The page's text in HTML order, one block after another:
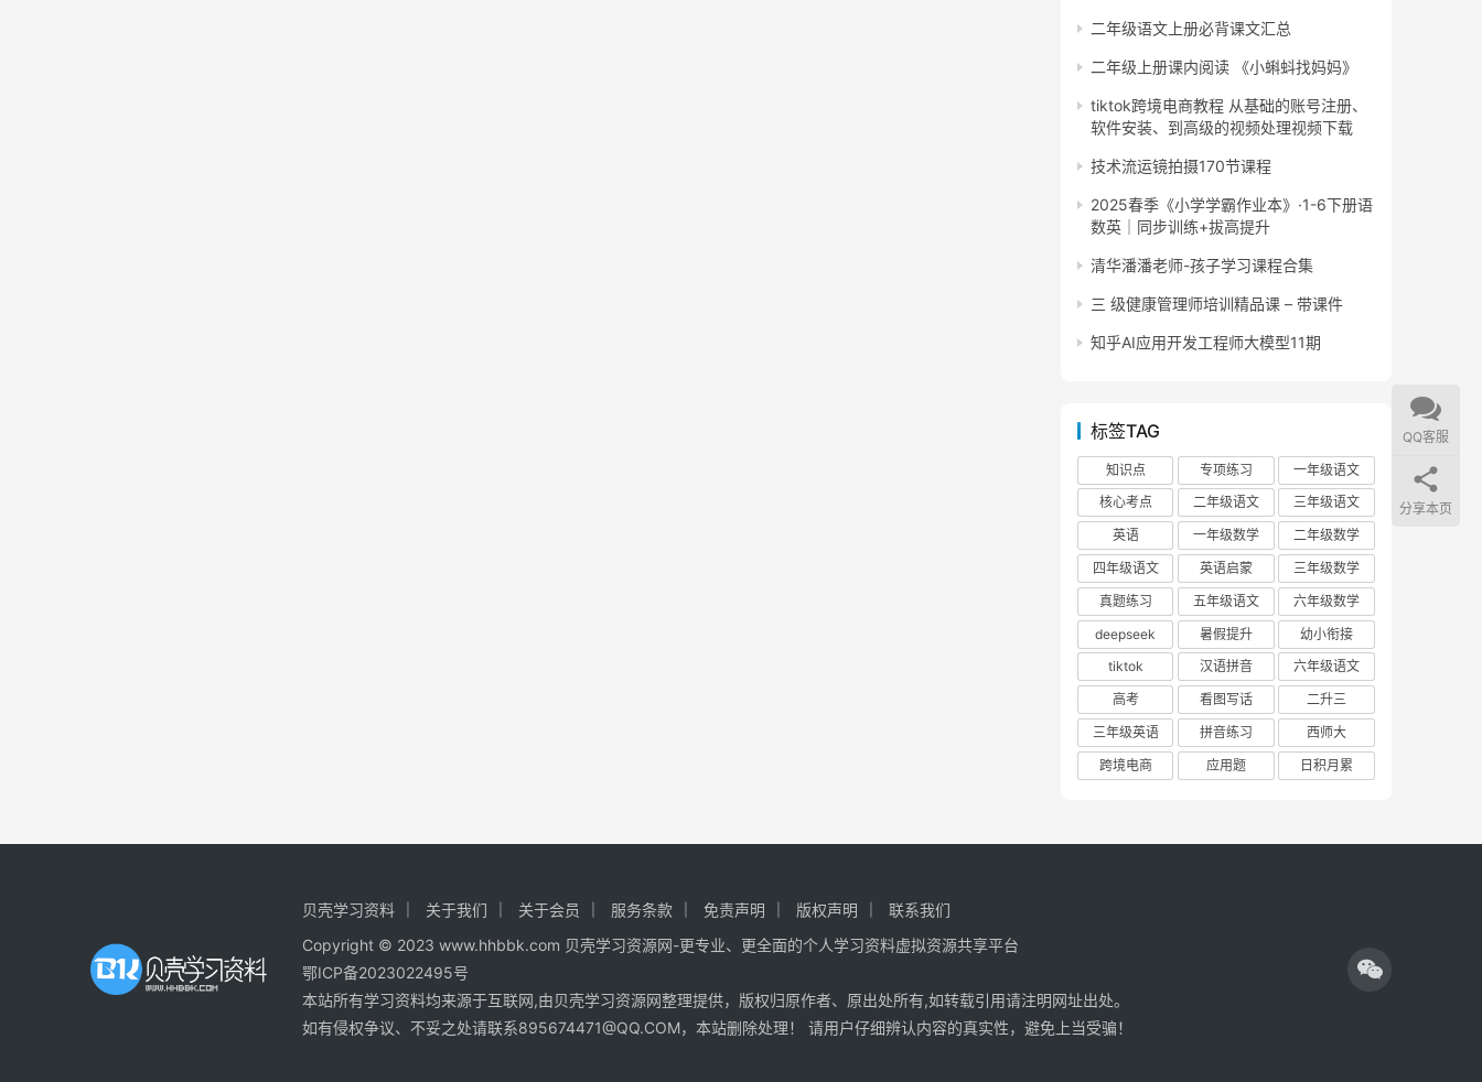
二年级语文上册必背课文汇总
二年级上册课内阅读 《小蝌蚪找妈妈》
tiktok跨境电商教程 从基础的账号注册、
软件安装、到高级的视频处理视频下载
技术流运镜拍摄170节课程
2025春季《小学学霸作业本》·1-6下册语
数英｜同步训练+拔高提升
清华潘潘老师-孩子学习课程合集
三 级健康管理师培训精品课 – 带课件
知乎AI应用开发工程师大模型11期
标签TAG
知识点 专项练习
一年级语文
核心考点
二年级语文
三年级语文
英语
一年级数学
二年级数学
四年级语文
英语启蒙
三年级数学
真题练习
五年级语文
六年级数学
deepseek
暑假提升
幼小衔接
tiktok
汉语拼音
六年级语文
高考
看图写话
二升三
三年级英语
拼音练习
西师大
跨境电商
应用题 日积月累
贝壳学习资料 关于我们 关于会员 服务条款 免责声明 版权声明
联系我们
Copyright © 2023 www.hhbbk.com 贝壳学习资源网-更专业、更全面的个人学习资料虚拟资源共享平台
鄂ICP备2023022495号
本站所有学习资料均来源于互联网,由贝壳学习资源网整理提供，版权归原作者、原出处所有,如转载引用请注明网址出处。
如有侵权争议、不妥之处请联系895674471@QQ.COM，本站删除处理！ 请用户仔细辨认内容的真实性，避免上当受骗！
QQ客服
分享本页